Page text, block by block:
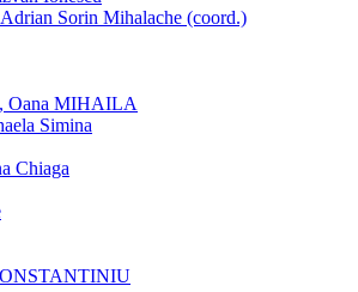
Sorin Mihalache (coord.)
Oana MIHAILA
Simina
Chiaga